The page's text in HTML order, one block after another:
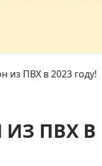
из ПВХ в 2023 году!
ПВХ В